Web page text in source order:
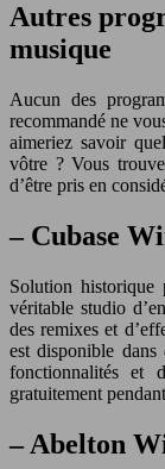
Autres
musique
Aucun des
recommandé ne
aimeriez savoir
vôtre ? Vous
d’être pris en
– Cubase
Solution
véritable studio
des remixes et
est disponible dans
fonctionnalités et
gratuitement
– Abelton